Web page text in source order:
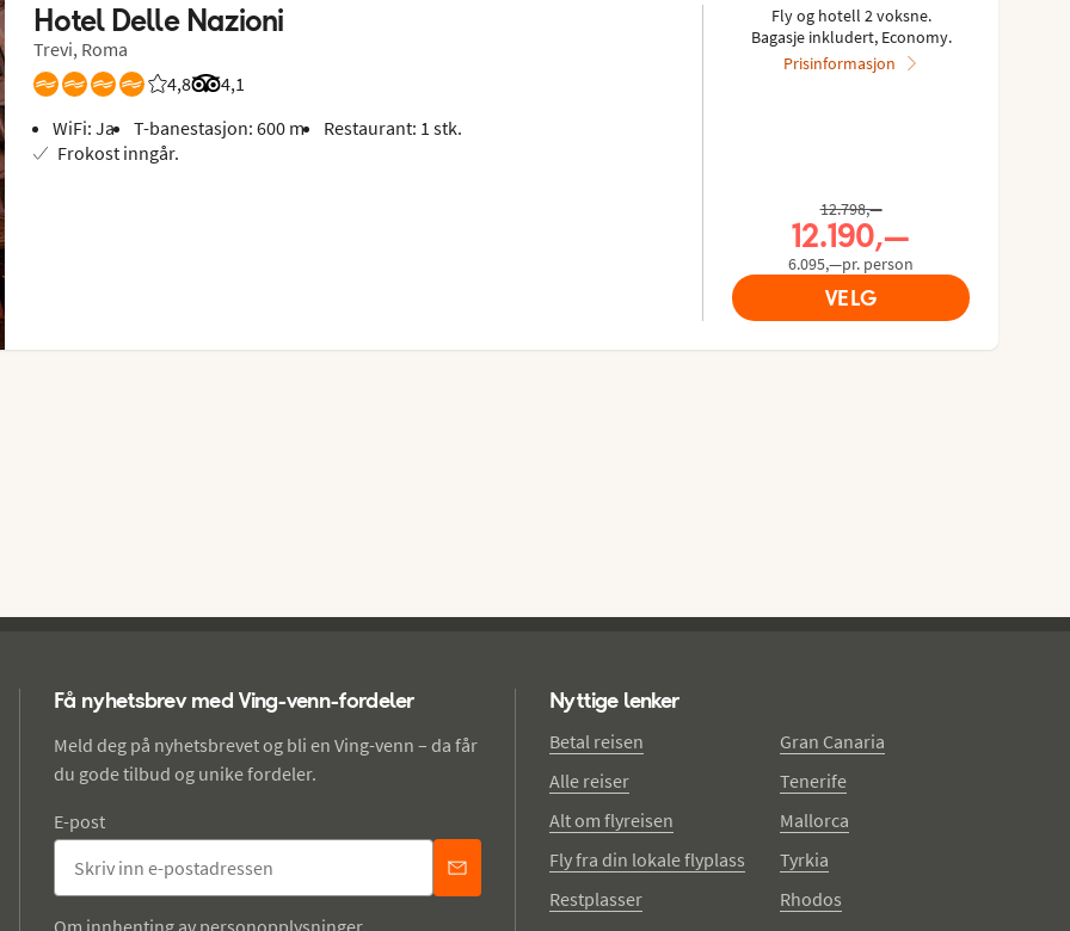
Hotel Delle Nazioni
Trevi, Roma
4,8
Vurdering fra Vings gjester: 4.8/5
4,1
Vurdering fra Tripadvisor: 4.1 of 5
WiFi: Ja
T-banestasjon: 600 m
Restaurant: 1 stk.
Frokost inngår.
Fly og hotell 2 voksne.
Bagasje inkludert, Economy.
Prisinformasjon
Tidligere pris,
12.798,—
Nåværende pris,
12.190,—
6.095,—pr. person
VELG
Få nyhetsbrev med Ving-venn-fordeler
Meld deg på nyhetsbrevet og bli en Ving-venn – da får
du gode tilbud og unike fordeler.
E-post
Nyttige lenker
Betal reisen
Alle reiser
Alt om flyreisen
Fly fra din lokale flyplass
Restplasser
Gran Canaria
Tenerife
Mallorca
Tyrkia
Rhodos